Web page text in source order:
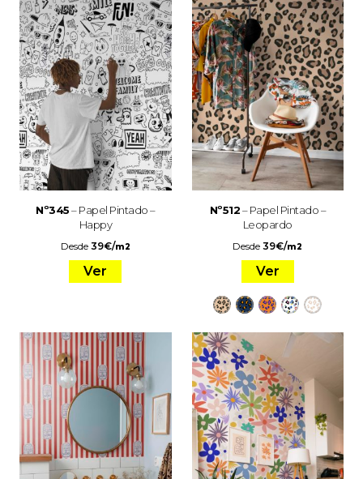
Nº345– Papel Pintado –
Happy
Desde 39€/m2
Ver
Nº512– Papel Pintado –
Leopardo
Desde39€/m2
Ver